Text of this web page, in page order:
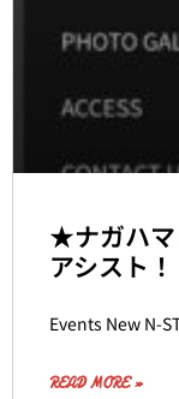
★ナガハマ
アシスト！
Events New N-
READ MORE »